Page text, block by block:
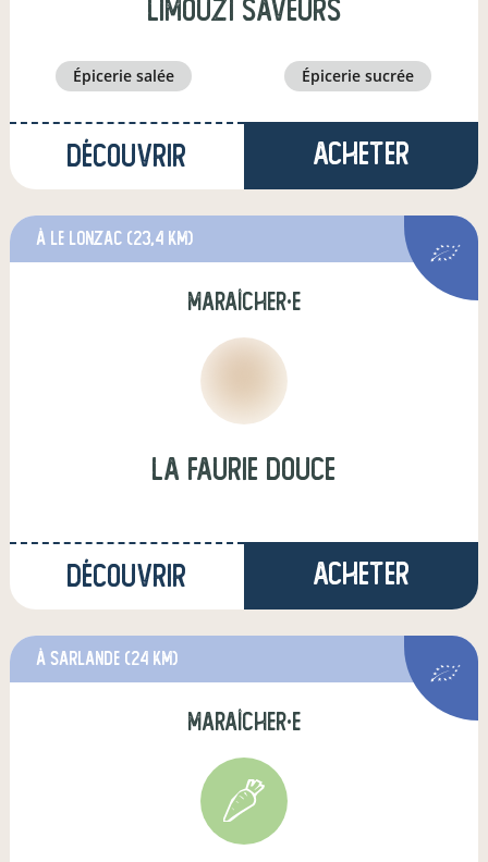
limouzi saveurs
épicerie salée épicerie sucrée
Découvrir Acheter
à Le Lonzac (23,4 km)
maraîcher·e
La Faurie Douce
Découvrir Acheter
à Sarlande (24 km)
maraîcher·e